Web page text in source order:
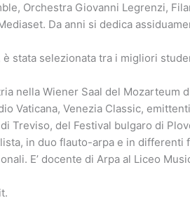
Orchestra Giovanni Legrenzi,
Da anni si dedica
stata selezionata tra i migliori
nella Wiener Saal del Mozarteum
Vaticana, Venezia Classic,
Treviso, del Festival bulgaro di
in duo flauto-arpa e in differenti
E’ docente di Arpa al Liceo